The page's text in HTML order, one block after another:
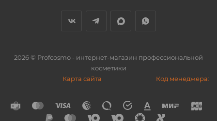
2026© Profcosmo - интернет-магазин профессиональной
косметики
Карта сайта
Код менеджера: